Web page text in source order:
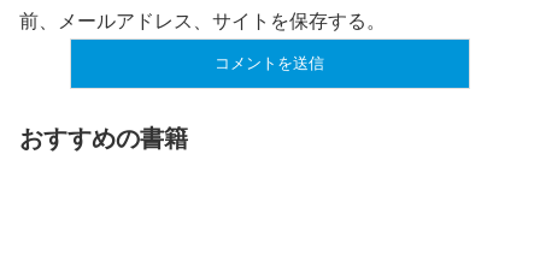
前、メールアドレス、サイトを保存する。
おすすめの書籍